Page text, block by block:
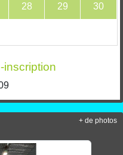
28 29 30
inscription
+ de photos